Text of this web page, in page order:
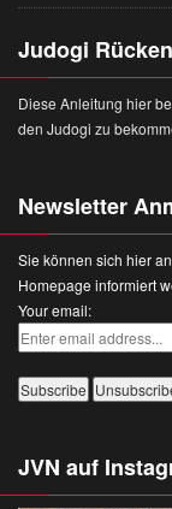
Judogi
Diese Anleitung hier
den Judogi zu
Newsletter
Sie können sich hier
Homepage informiert
Your email:
JVN auf